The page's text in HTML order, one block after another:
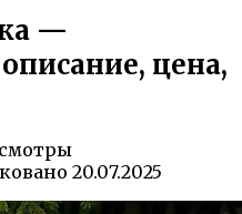
—
цена,
20.07.2025